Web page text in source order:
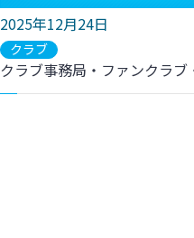
2025年12月24日
クラブ